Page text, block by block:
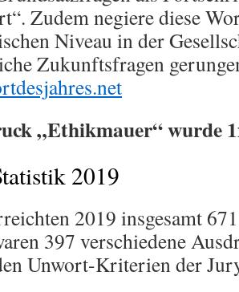
Zudem negiere diese
Niveau in der
Zukunftsfragen
„Ethikmauer“ wurde
2019
2019 insgesamt
397 verschiedene
Unwort-Kriterien der